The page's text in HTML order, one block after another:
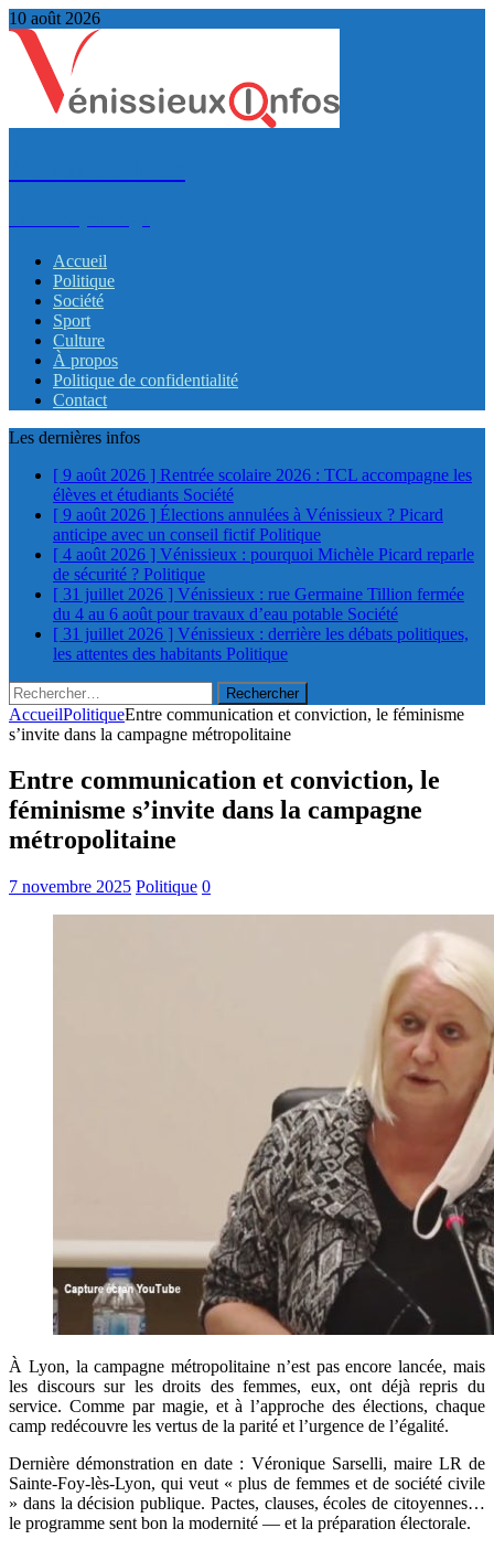
10 août 2026
Accueil
Politique
Société
Sport
Culture
À propos
Politique de confidentialité
Contact
Les dernières infos
[ 9 août 2026 ] Rentrée scolaire 2026 : TCL accompagne les
élèves et étudiants Société
[ 9 août 2026 ] Élections annulées à Vénissieux ? Picard
anticipe avec un conseil fictifPolitique
[ 4 août 2026 ] Vénissieux : pourquoi Michèle Picard reparle
de sécurité ? Politique
[ 31 juillet 2026 ] Vénissieux : rue Germaine Tillion fermée
du 4 au 6 août pour travaux d’eau potable Société
[ 31 juillet 2026 ] Vénissieux : derrière les débats politiques,
les attentes des habitants Politique
Rechercher :
AccueilPolitiqueEntre communication et conviction, le féminisme
s’invite dans la campagne métropolitaine
Entre communication et conviction, le
féminisme s’invite dans la campagne
métropolitaine
7 novembre 2025 Politique 0
À Lyon, la campagne métropolitaine n’est pas encore lancée, mais
les discours sur les droits des femmes, eux, ont déjà repris du
service. Comme par magie, et à l’approche des élections, chaque
camp redécouvre les vertus de la parité et l’urgence de l’égalité.
Dernière démonstration en date : Véronique Sarselli, maire LR de
Sainte-Foy-lès-Lyon, qui veut « plus de femmes et de société civile
» dans la décision publique. Pactes, clauses, écoles de citoyennes…
le programme sent bon la modernité — et la préparation électorale.